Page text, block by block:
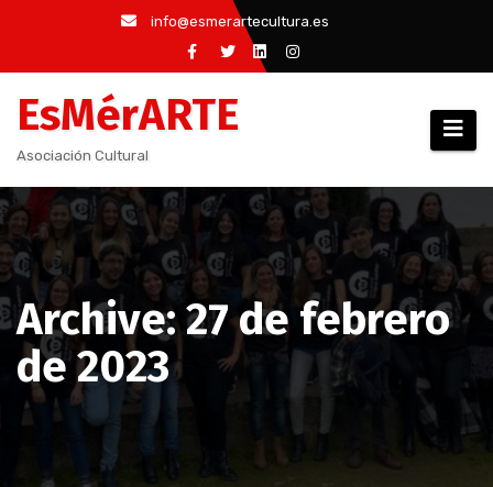
contenido
info@esmerartecultura.es
EsMérARTE
Asociación Cultural
Archive: 27 de febrero
de 2023